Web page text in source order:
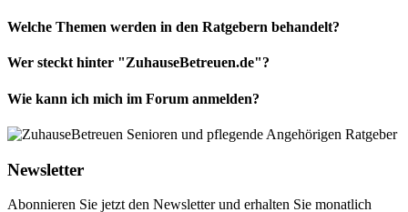
Welche Themen werden in den Ratgebern behandelt?
Wer steckt hinter "ZuhauseBetreuen.de"?
Wie kann ich mich im Forum anmelden?
Newsletter
Abonnieren Sie jetzt den Newsletter und erhalten Sie monatlich